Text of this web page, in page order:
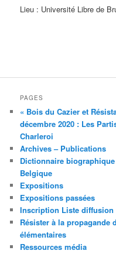
Lieu : Université Libre de
PAGES
« Bois du Cazier et
décembre 2020 : Les
Charleroi
Archives – Publications
Dictionnaire
Belgique
Expositions
Expositions passées
Inscription Liste diffusion
Résister à la propagande
élémentaires
Ressources média